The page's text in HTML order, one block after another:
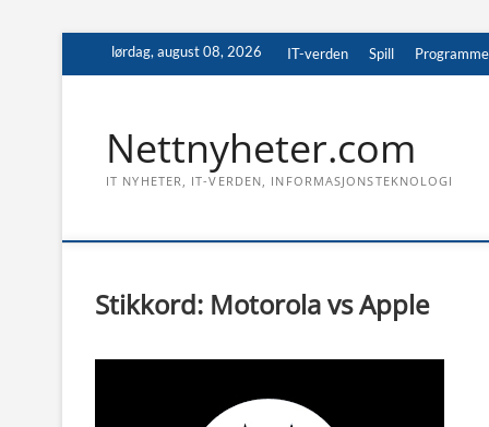
lørdag, august 08, 2026 IT-verden Spill
Nettnyheter.com
IT NYHETER, IT-VERDEN, INFORMASJONSTEKNOLOGI
Stikkord: Motorola vs Apple